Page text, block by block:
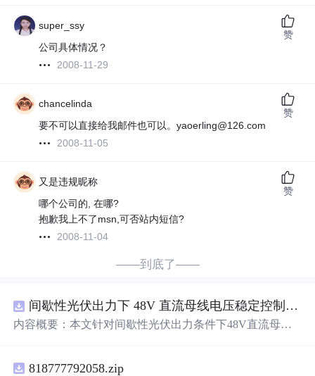
super_ssy
公司具体情况？
2008-11-29
赞
chancelinda
要不可以直接给我邮件也可以。yaoerling@126.com
2008-11-05
赞
又是违规昵称
哪个公司的, 在哪?
抱歉我上不了msn,可否站内短信?
2008-11-04
赞
——到底了——
间歇性光伏出力下 48V 直流母线电压稳定控制及储能双向充放电闭环调控体系研究（Simulink仿真实现）
内容概要：本文针对间歇性光伏出力条件下48V直流母线
含光伏阵列、Boost型DC-DC变换器、双向DC-DC变换器
818777792058.zip